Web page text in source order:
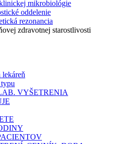
mikrobiológie
oddelenie
rezonancia
zdravotnej starostlivosti
lekáreň
VYŠETRENIA